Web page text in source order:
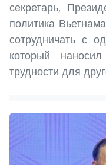
секретарь,
политика
сотрудничать с
который
трудности для